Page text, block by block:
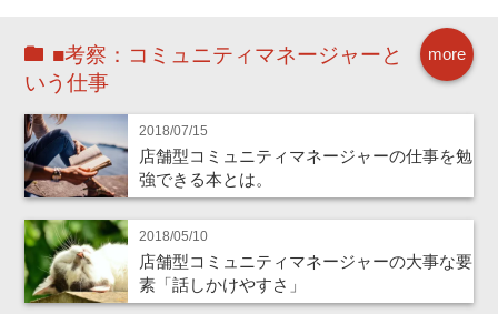
more
■考察：コミュニティマネージャーと
いう仕事
2018/07/15
店舗型コミュニティマネージャーの仕事を勉
強できる本とは。
2018/05/10
店舗型コミュニティマネージャーの大事な要
素「話しかけやすさ」